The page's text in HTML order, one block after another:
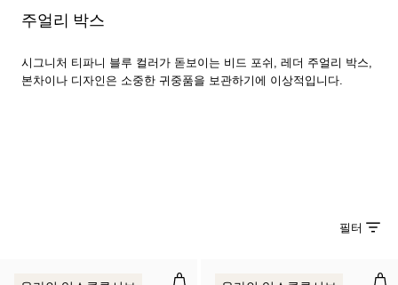
주얼리 박스
시그니처 티파니 블루 컬러가 돋보이는 비드 포쉬, 레더 주얼리 박스,
본차이나 디자인은 소중한 귀중품을 보관하기에 이상적입니다.
필터
엑스트라 라지 주얼리 박스 티파니
스